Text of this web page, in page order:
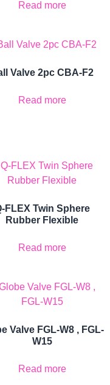
Read more
Valve 2pc CBA-F2
Read more
FLEX Twin Sphere
Rubber Flexible
Read more
Valve FGL-W8 , FGL-
W15
Read more